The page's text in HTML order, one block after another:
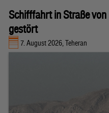
Schifffahrt in Straße
gestört
7. August 2026, Teheran